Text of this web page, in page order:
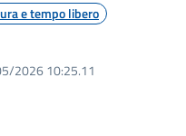
e tempo libero
2026 10:25.11